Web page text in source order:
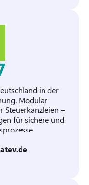
in der
Modular
Steuerkanzleien –
für sichere und